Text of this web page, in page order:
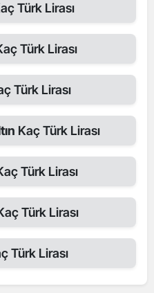
Türk Lirası
Türk Lirası
Türk Lirası
Kaç Türk Lirası
Türk Lirası
Türk Lirası
Türk Lirası